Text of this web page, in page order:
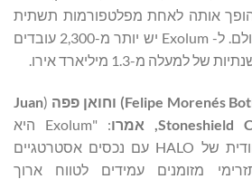
אותה לאחת מפלטפורמות תשתית
דלק תעופה מובילות בעולם. ל- Exolum יש יותר מ-2,300 עובדים
למעלה מ-1.3 מיליארד אירו.
Felipe Morenés
) וחואן פפה (
Juan
Stoneshield , אמרו
: "Exolum היא
פלטפורמת תשתית ייחודית של HALO עם נכסים אסטרטגיים
מזומנים עמידים לטווח ארוך